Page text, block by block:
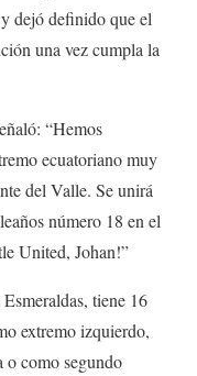
dejó definido que el
una vez cumpla la
“Hemos
ecuatoriano muy
del Valle. Se unirá
número 18 en el
United, Johan!”
tiene 16
extremo izquierdo,
o como segundo